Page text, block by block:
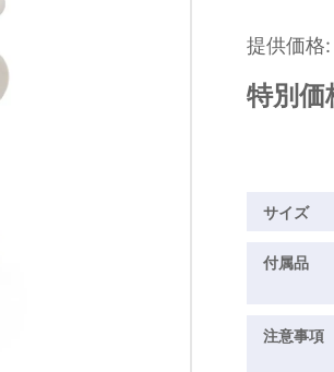
提供価格:
特別価
サイズ
付属品
注意事項